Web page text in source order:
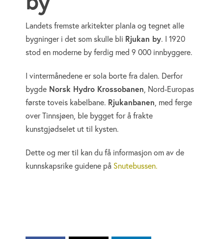
Landets fremste arkitekter planla og tegnet alle
bygninger i det som skulle bli Rjukan by. I 1920
stod en moderne by ferdig med 9 000 innbyggere.
I vintermånedene er sola borte fra dalen. Derfor
bygdeNorsk Hydro Krossobanen, Nord-Europas
første toveis kabelbane. Rjukanbanen, med ferge
over Tinnsjøen, ble bygget for å frakte
kunstgjødselet ut til kysten.
Dette og mer til kan du få informasjon om av de
kunnskapsrike guidene på Snutebussen.